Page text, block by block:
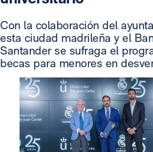
Con la colaboración del
esta ciudad madrileña y el
Santander se sufraga el
becas para menores en